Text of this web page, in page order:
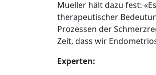
Mueller hält dazu fest:
therapeutischer
Prozessen der
Zeit, dass wir
Experten: